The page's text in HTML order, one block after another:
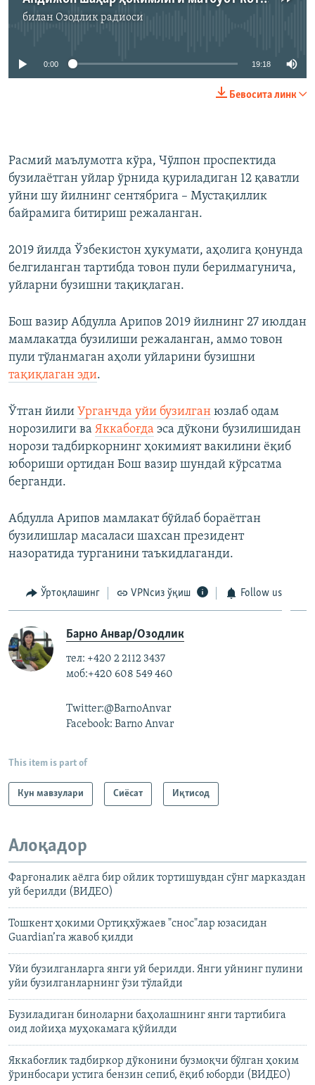
билан Озодлик радиоси
Айни дамда медиа-манба мавжуд эмас
0:00 19:18
Бевосита линк
Расмий маълумотга кўра, Чўлпон проспектида
бузилаётган уйлар ўрнида қуриладиган 12 қаватли
уйни шу йилнинг сентябрига – Мустақиллик
байрамига битириш режаланган.
2019 йилда Ўзбекистон ҳукумати, аҳолига қонунда
белгиланган тартибда товон пули берилмагунича,
уйларни бузишни тақиқлаган.
Бош вазир Абдулла Арипов 2019 йилнинг 27 июлдан
мамлакатда бузилиши режаланган, аммо товон
пули тўланмаган аҳоли уйларини бузишни
тақиқлаган эди.
Ўтган йили Урганчда уйи бузилган юзлаб одам
норозилиги ва Яккабоғда эса дўкони бузилишидан
норози тадбиркорнинг ҳокимият вакилини ёқиб
юбориши ортидан Бош вазир шундай кўрсатма
берганди.
Абдулла Арипов мамлакат бўйлаб бораётган
бузилишлар масаласи шахсан президент
назоратида турганини таъкидлаганди.
Ўртоқлашинг VPNсиз ўқиш Follow us
Барно Анвар/Озодлик
тел: +420 2 2112 3437
моб:+420 608 549 460
Twitter:@BarnoAnvar
Facebook: Barno Anvar
This item is part of
Кун мавзулари Сиёсат Иқтисод
Алоқадор
Фарғоналик аёлга бир ойлик тортишувдан сўнг марказдан
уй берилди (ВИДЕО)
Тошкент ҳокими Ортиқхўжаев "снос"лар юзасидан
Guardian’га жавоб қилди
Уйи бузилганларга янги уй берилди. Янги уйнинг пулини
уйи бузилганларнинг ўзи тўлайди
Бузиладиган биноларни баҳолашнинг янги тартибига
оид лойиҳа муҳокамага қўйилди
Яккабоғлик тадбиркор дўконини бузмоқчи бўлган ҳоким
ўринбосари устига бензин сепиб, ëқиб юборди (ВИДЕО)